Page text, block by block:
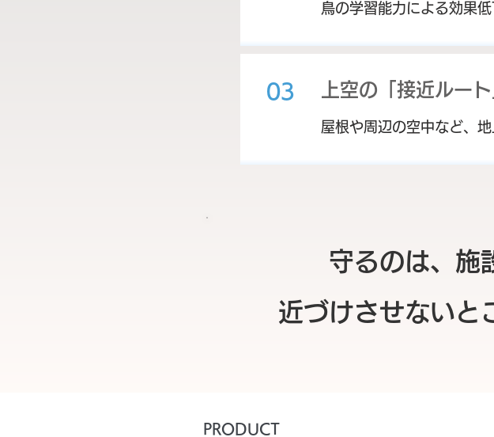
鳥の学習能力による効果
03 上空の「接近ルー
屋根や周辺の空中など、
守るのは、施
近づけさせないと
​PRODUCT